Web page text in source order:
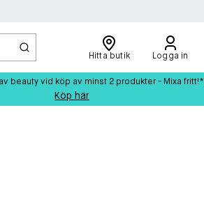
Hitta butik Logga in
beauty vid köp av minst 2 produkter - Mixa fritt!*
Köp här